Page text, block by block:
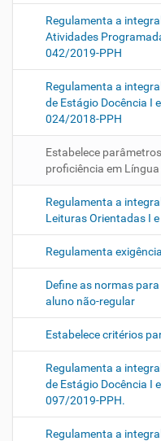
Regulamenta a
Atividades
042/2019-PPH
Regulamenta a
de Estágio Docência I
024/2018-PPH
Estabelece
proficiência em
Regulamenta a
Leituras Orientadas I e
Regulamenta
Define as normas
aluno não-regular
Estabelece critérios
Regulamenta a
de Estágio Docência I
097/2019-PPH.
Regulamenta a